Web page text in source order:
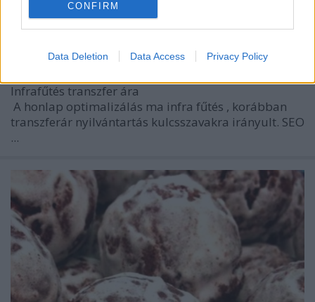
CONFIRM
Data Deletion Data Access Privacy Policy
Transzferár nyilvántartás, Seo Infra
2020. január 16.
Infrafűtés transzfer ára
A honlap optimalizálás ma infra fűtés , korábban
transzferár nyilvántartás kulcsszavakra irányult. SEO
...